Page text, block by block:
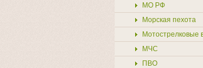
МО РФ
Морская пехота
Мотострелковые
МЧС
ПВО